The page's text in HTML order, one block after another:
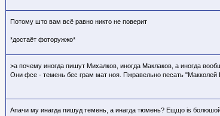
Потому што вам всё равно никто не поверит
*достаёт фоторужжо*
>а почему иногда пишут Михалков, иногда Маклаков, а иногда
Они фсе - темень бес грам мат ноя. Пжравельно песать "Макколей
Апачи му инагда пишуд темень, а инагда тюмень? Ещщо is